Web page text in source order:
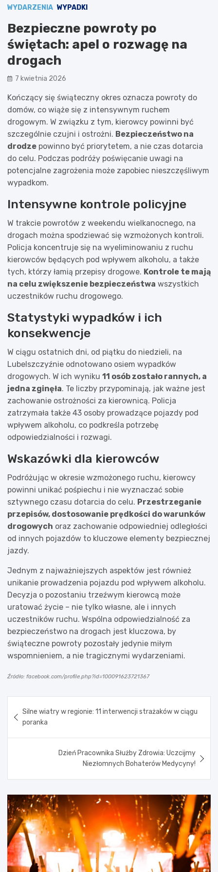
WYDARZENIA WYPADKI
Bezpieczne powroty po
świętach: apel o rozwagę na
drogach
7 kwietnia 2026
Kończący się świąteczny okres oznacza powroty do
domów, co wiąże się z intensywnym ruchem
drogowym. W związku z tym, kierowcy powinni być
szczególnie czujni i ostrożni. Bezpieczeństwo na
drodze powinno być priorytetem, a nie czas dotarcia
do celu. Podczas podróży poświęcanie uwagi na
potencjalne zagrożenia może zapobiec nieszczęśliwym
wypadkom.
Intensywne kontrole policyjne
W trakcie powrotów z weekendu wielkanocnego, na
drogach można spodziewać się wzmożonych kontroli.
Policja koncentruje się na wyeliminowaniu z ruchu
kierowców będących pod wpływem alkoholu, a także
tych, którzy łamią przepisy drogowe. Kontrole te mają
na celu zwiększenie bezpieczeństwa wszystkich
uczestników ruchu drogowego.
Statystyki wypadków i ich
konsekwencje
W ciągu ostatnich dni, od piątku do niedzieli, na
Lubelszczyźnie odnotowano osiem wypadków
drogowych. W ich wyniku 11 osób zostało rannych, a
jedna zginęła. Te liczby przypominają, jak ważne jest
zachowanie ostrożności za kierownicą. Policja
zatrzymała także 43 osoby prowadzące pojazdy pod
wpływem alkoholu, co podkreśla potrzebę
odpowiedzialności i rozwagi.
Wskazówki dla kierowców
Podróżując w okresie wzmożonego ruchu, kierowcy
powinni unikać pośpiechu i nie wyznaczać sobie
sztywnego czasu dotarcia do celu. Przestrzeganie
przepisów, dostosowanie prędkości do warunków
drogowych oraz zachowanie odpowiedniej odległości
od innych pojazdów to kluczowe elementy bezpiecznej
jazdy.
Jednym z najważniejszych aspektów jest również
unikanie prowadzenia pojazdu pod wpływem alkoholu.
Decyzja o pozostaniu trzeźwym kierowcą może
uratować życie – nie tylko własne, ale i innych
uczestników ruchu. Wspólna odpowiedzialność za
bezpieczeństwo na drogach jest kluczowa, by
świąteczne powroty pozostały jedynie miłym
wspomnieniem, a nie tragicznymi wydarzeniami.
Źródło: facebook.com/profile.php?id=100091623721367
wpisu
Silne wiatry w regionie: 11 interwencji strażaków w ciągu
poranka
Dzień Pracownika Służby Zdrowia: Uczcijmy
Niezłomnych Bohaterów Medycyny!